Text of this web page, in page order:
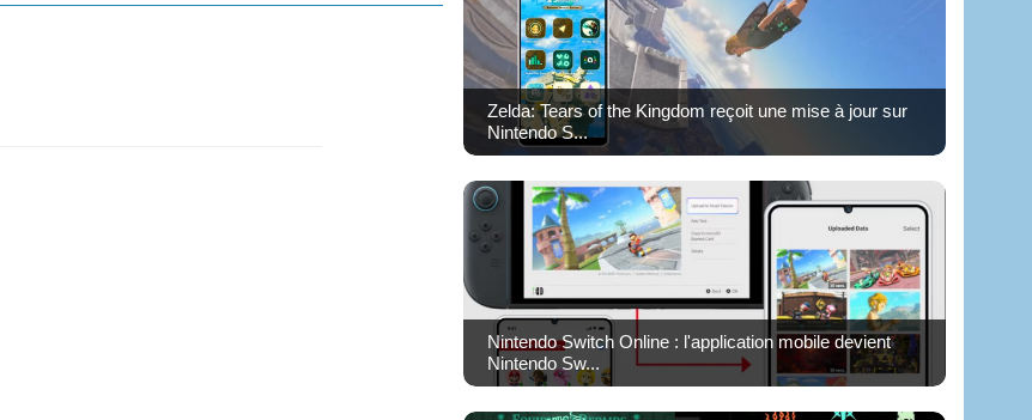
Zelda: Tears of the Kingdom reçoit une mise à jour sur
Nintendo S...
Nintendo Switch Online : l'application mobile devient
Nintendo Sw...